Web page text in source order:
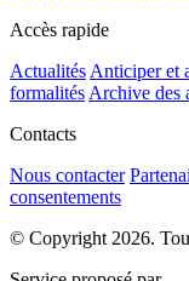
Accès rapide
Actualités Anticiper et
formalités Archive des
Contacts
Nous contacter
consentements
© Copyright 2026.